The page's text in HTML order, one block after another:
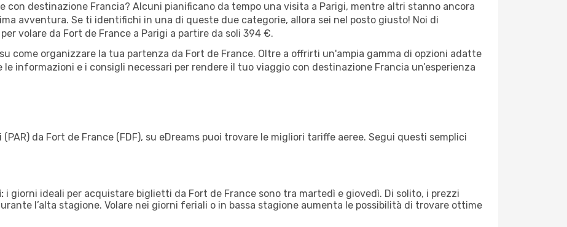
con destinazione Francia? Alcuni pianificano da tempo una visita a Parigi, mentre altri stanno ancora
avventura. Se ti identifichi in una di queste due categorie, allora sei nel posto giusto! Noi di
volare da Fort de France a Parigi a partire da soli 394 €.
come organizzare la tua partenza da Fort de France. Oltre a offrirti un'ampia gamma di opzioni adatte
informazioni e i consigli necessari per rendere il tuo viaggio con destinazione Francia un’esperienza
da Fort de France (FDF), su eDreams puoi trovare le migliori tariffe aeree. Segui questi semplici
i giorni ideali per acquistare biglietti da Fort de France sono tra martedì e giovedì. Di solito, i prezzi
l’alta stagione. Volare nei giorni feriali o in bassa stagione aumenta le possibilità di trovare ottime